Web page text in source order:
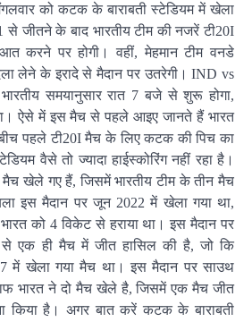
को कटक के बाराबती स्टेडियम में खेला
से जीतने के बाद भारतीय टीम की नजरें टी20I
करने पर होगी। वहीं, मेहमान टीम वनडे
लेने के इरादे से मैदान पर उतरेगी। IND vs
समयानुसार रात 7 बजे से शुरू होगा,
ऐसे में इस मैच से पहले आइए जानते हैं भारत
पहले टी20I मैच के लिए कटक की पिच का
वैसे तो ज्यादा हाईस्कोरिंग नहीं रहा है।
खेले गए हैं, जिसमें भारतीय टीम के तीन मैच
इस मैदान पर जून 2022 में खेला गया था,
को 4 विकेट से हराया था। इस मैदान पर
से एक ही मैच में जीत हासिल की है, जो कि
में खेला गया मैच था। इस मैदान पर साउथ
भारत ने दो मैच खेले है, जिसमें एक मैच जीत
किया है। अगर बात करें कटक के बाराबती